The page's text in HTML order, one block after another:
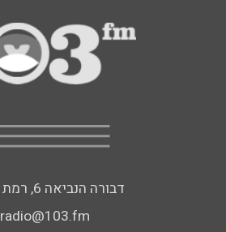
דבורה הנביאה 6, רמת השרון
radio@103.fm